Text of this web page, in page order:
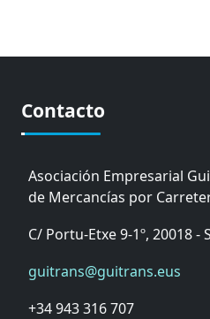
Contacto
Asociación Empresarial
de Mercancías por
C/ Portu-Etxe 9-1º, 20018 -
guitrans@guitrans.eus
+34 943 316 707